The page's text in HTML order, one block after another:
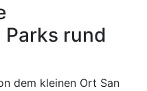
rund
dem kleinen Ort San